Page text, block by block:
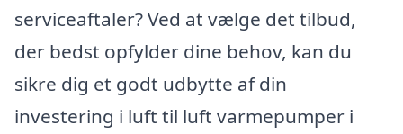
serviceaftaler? Ved at vælge det tilbud,
der bedst opfylder dine behov, kan du
sikre dig et godt udbytte af din
investering i luft til luft varmepumper i